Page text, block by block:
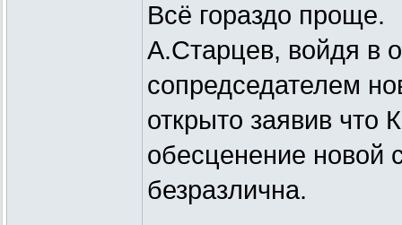
Всё гораздо проще.
А.Старцев, войдя в
сопредседателем
открыто заявив что
обесценение новой
безразлична.